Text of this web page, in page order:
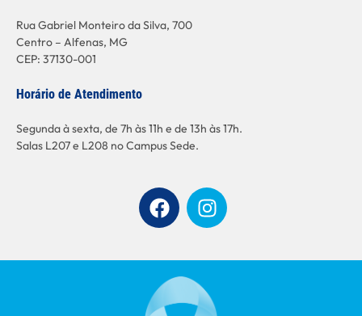
Rua Gabriel Monteiro da Silva, 700
Centro – Alfenas, MG
CEP: 37130-001
Horário de Atendimento
Segunda à sexta, de 7h às 11h e de 13h às 17h.
Salas L207 e L208 no Campus Sede.